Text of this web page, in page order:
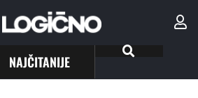
NAJČITANIJE